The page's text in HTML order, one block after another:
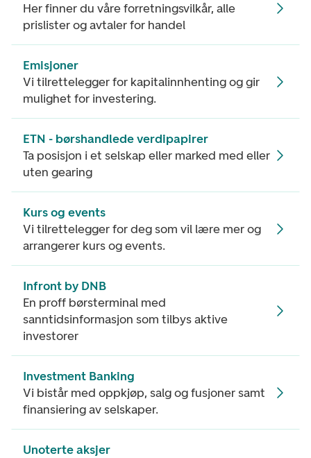
Her finner du våre forretningsvilkår, alle
prislister og avtaler for handel
Emisjoner
Vi tilrettelegger for kapitalinnhenting og gir
mulighet for investering.
ETN - børshandlede verdipapirer
Ta posisjon i et selskap eller marked med eller
uten gearing
Kurs og events
Vi tilrettelegger for deg som vil lære mer og
arrangerer kurs og events.
Infront by DNB
En proff børsterminal med
sanntidsinformasjon som tilbys aktive
investorer
Investment Banking
Vi bistår med oppkjøp, salg og fusjoner samt
finansiering av selskaper.
Unoterte aksjer